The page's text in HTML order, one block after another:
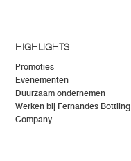
HIGHLIGHTS
Promoties
Evenementen
Duurzaam ondernemen
Werken bij Fernandes Bottling
Company